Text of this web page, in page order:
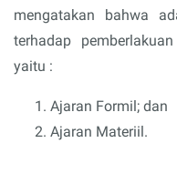
mengatakan bahwa
terhadap
yaitu :
Ajaran Formil; dan
Ajaran Materiil.